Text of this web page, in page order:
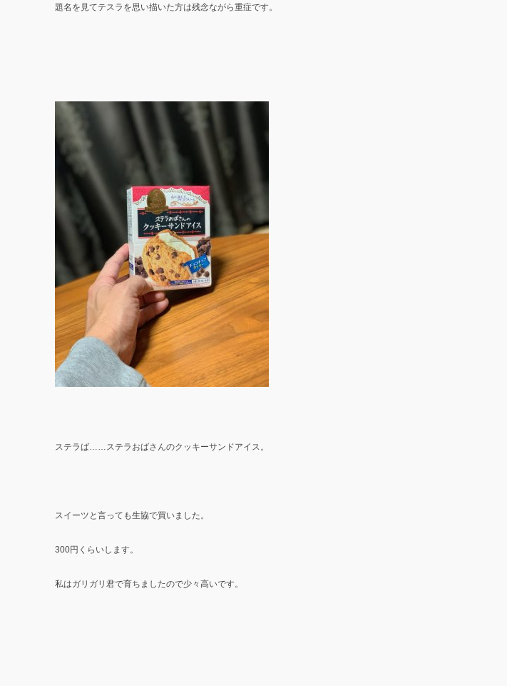
題名を見てテスラを思い描いた方は残念ながら重症です。
ステラば……ステラおばさんのクッキーサンドアイス。
スイーツと言っても生協で買いました。
300円くらいします。
私はガリガリ君で育ちましたので少々高いです。